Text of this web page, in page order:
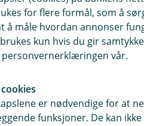
på drømmeboligen
og husk at
høye nå, betyr ikke det at
for å ta del i
for enklere tilgang
for flere formål, som å
å måle hvordan annonser
kun hvis du gir
vår.
er nødvendige for at
funksjoner. De kan